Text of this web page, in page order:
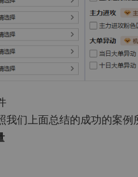
我们上面总结的成功的案